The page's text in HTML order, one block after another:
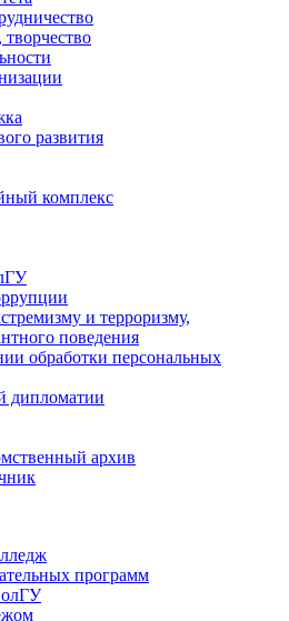
творчество
развития
комплекс
и терроризму,
поведения
обработки персональных
дипломатии
архив
программ